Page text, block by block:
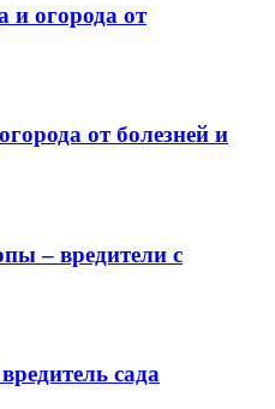
и огорода от
от болезней и
– вредители с
сада